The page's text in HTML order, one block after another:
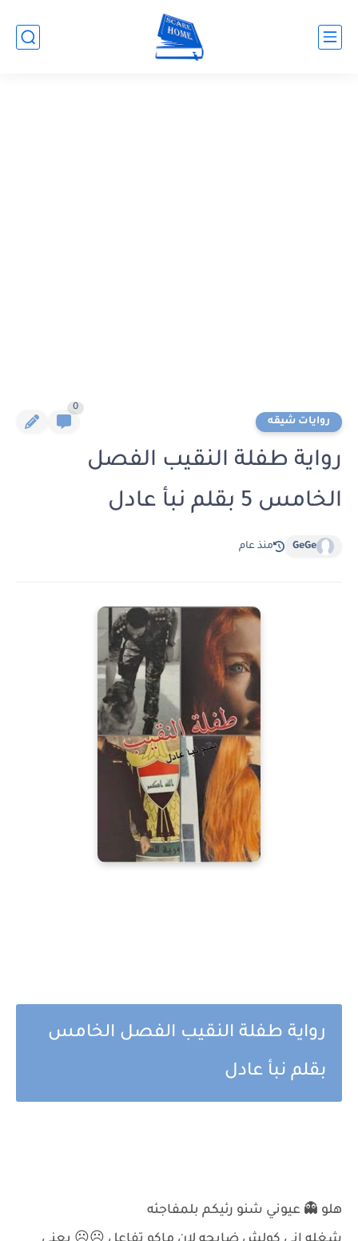
روايات شيقه
0
رواية طفلة النقيب الفصل
الخامس 5 بقلم نبأ عادل
GeGe منذ عام
رواية طفلة النقيب الفصل الخامس
بقلم نبأ عادل
هلو 👻 عيوني شنو رئيكم بلمفاجئه